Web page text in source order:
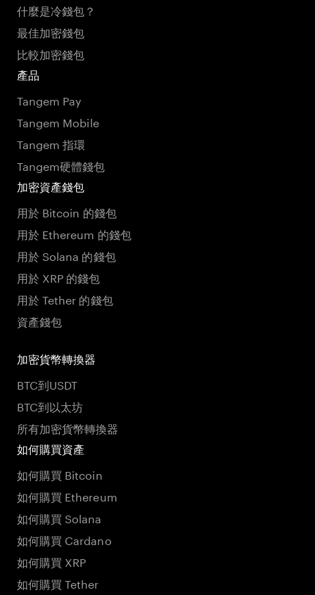
什麼是冷錢包？
最佳加密錢包
比較加密錢包
產品
Tangem Pay
Tangem Mobile
Tangem 指環
Tangem硬體錢包
加密資產錢包
用於 Bitcoin 的錢包
用於 Ethereum 的錢包
用於 Solana 的錢包
用於 XRP 的錢包
用於 Tether 的錢包
資產錢包
加密貨幣轉換器
BTC到USDT
BTC到以太坊
所有加密貨幣轉換器
如何購買資產
如何購買 Bitcoin
如何購買 Ethereum
如何購買 Solana
如何購買 Cardano
如何購買 XRP
如何購買 Tether